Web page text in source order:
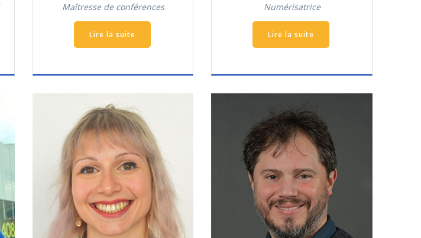
Maîtresse de conférences
Lire la suite
Numérisatrice
Lire la suite